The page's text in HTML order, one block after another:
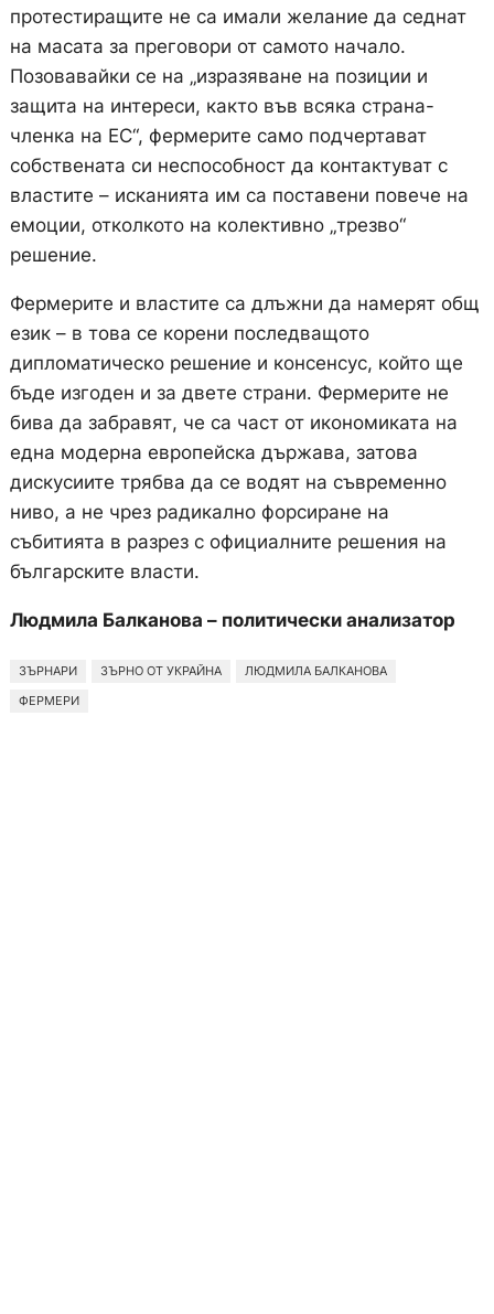
протестиращите не са имали желание да седнат
на масата за преговори от самото начало.
Позовавайки се на „изразяване на позиции и
защита на интереси, както във всяка страна-
членка на ЕС“, фермерите само подчертават
собствената си неспособност да контактуват с
властите – исканията им са поставени повече на
емоции, отколкото на колективно „трезво“
решение.
Фермерите и властите са длъжни да намерят общ
език – в това се корени последващото
дипломатическо решение и консенсус, който ще
бъде изгоден и за двете страни. Фермерите не
бива да забравят, че са част от икономиката на
една модерна европейска държава, затова
дискусиите трябва да се водят на съвременно
ниво, а не чрез радикално форсиране на
събитията в разрез с официалните решения на
българските власти.
Людмила Балканова – политически анализатор
ЗЪРНАРИ ЗЪРНО ОТ УКРАЙНА
ЛЮДМИЛА БАЛКАНОВА
ФЕРМЕРИ